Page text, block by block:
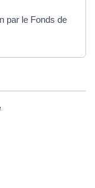
par le Fonds de